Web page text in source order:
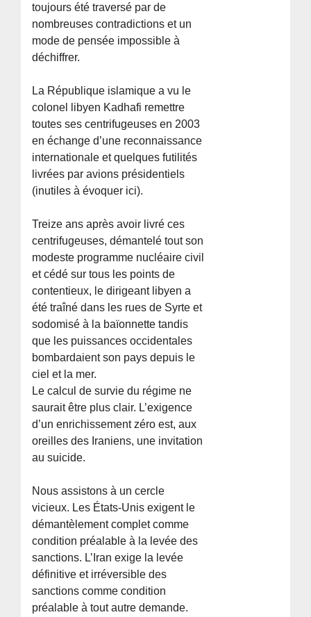
toujours été traversé par de
nombreuses contradictions et un
mode de pensée impossible à
déchiffrer.
La République islamique a vu le
colonel libyen Kadhafi remettre
toutes ses centrifugeuses en 2003
en échange d’une reconnaissance
internationale et quelques futilités
livrées par avions présidentiels
(inutiles à évoquer ici).
Treize ans après avoir livré ces
centrifugeuses, démantelé tout son
modeste programme nucléaire civil
et cédé sur tous les points de
contentieux, le dirigeant libyen a
été traîné dans les rues de Syrte et
sodomisé à la baïonnette tandis
que les puissances occidentales
bombardaient son pays depuis le
ciel et la mer.
Le calcul de survie du régime ne
saurait être plus clair. L’exigence
d’un enrichissement zéro est, aux
oreilles des Iraniens, une invitation
au suicide.
Nous assistons à un cercle
vicieux. Les États-Unis exigent le
démantèlement complet comme
condition préalable à la levée des
sanctions. L’Iran exige la levée
définitive et irréversible des
sanctions comme condition
préalable à tout autre demande.